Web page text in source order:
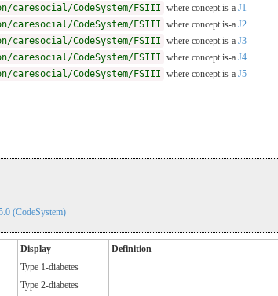
caresocial/CodeSystem/FSIII where concept is-a J1
caresocial/CodeSystem/FSIII where concept is-a J2
caresocial/CodeSystem/FSIII where concept is-a J3
caresocial/CodeSystem/FSIII where concept is-a J4
caresocial/CodeSystem/FSIII where concept is-a J5
(CodeSystem)
Display
Definition
Type 1-diabetes
Type 2-diabetes